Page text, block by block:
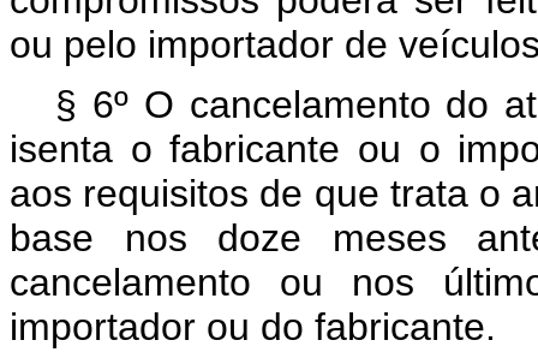
ou pelo importador de
§ 6º O cancelamento do
isenta o fabricante ou o
aos requisitos de que trata o
base nos doze meses
cancelamento ou nos
importador ou do fabricante.